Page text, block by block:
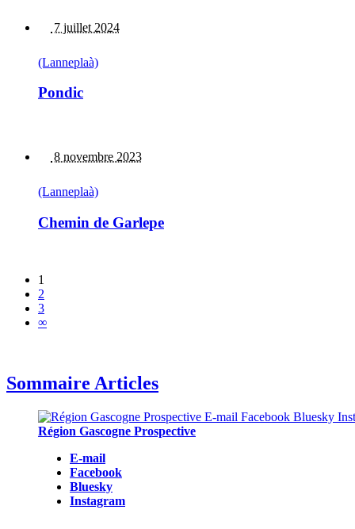
7 juillet 2024
(Lanneplaà)
Pondic
8 novembre 2023
(Lanneplaà)
Chemin de Garlepe
1
2
3
∞
Sommaire Articles
Région Gascogne Prospective
E-mail
Facebook
Bluesky
Instagram